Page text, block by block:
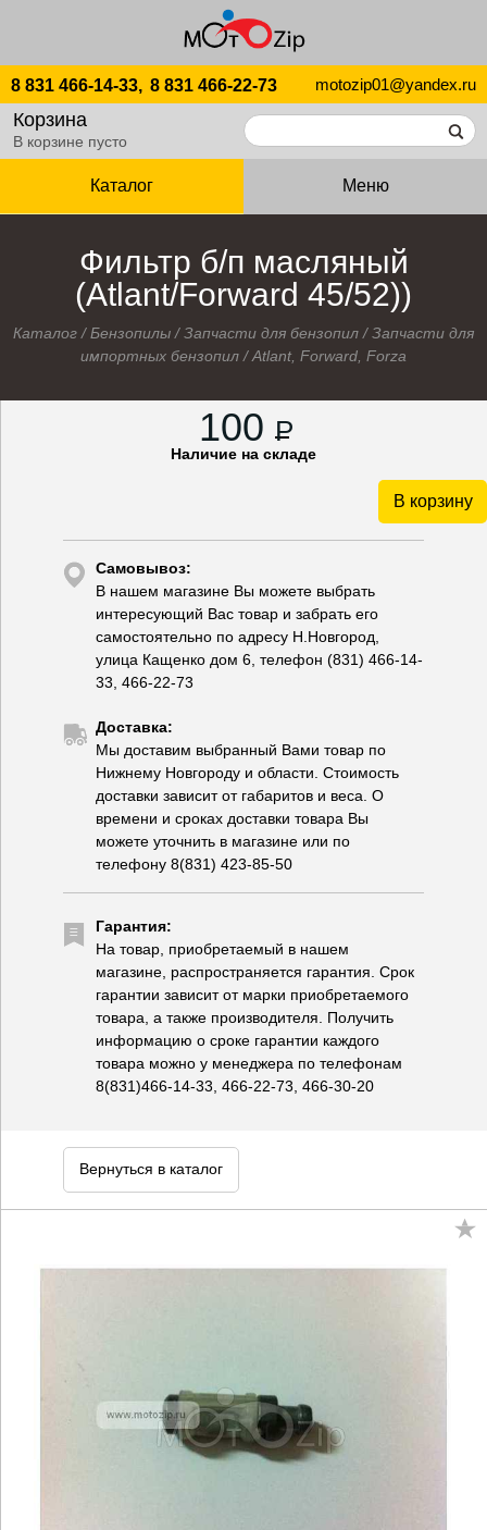
8 831 466-14-33, 8 831 466-22-73 motozip01@yandex.ru
Корзина
В корзине пусто
Каталог Меню
Фильтр б/п масляный
(Atlant/Forward 45/52))
Каталог /Бензопилы /Запчасти для бензопил /Запчасти для
импортных бензопил /Atlant, Forward, Forza
100 P
Наличие на складе
В корзину
Самовывоз:
В нашем магазине Вы можете выбрать
интересующий Вас товар и забрать его
самостоятельно по адресу Н.Новгород,
улица Кащенко дом 6, телефон (831) 466-14-
33, 466-22-73
Доставка:
Мы доставим выбранный Вами товар по
Нижнему Новгороду и области. Стоимость
доставки зависит от габаритов и веса. О
времени и сроках доставки товара Вы
можете уточнить в магазине или по
телефону 8(831) 423-85-50
Гарантия:
На товар, приобретаемый в нашем
магазине, распространяется гарантия. Срок
гарантии зависит от марки приобретаемого
товара, а также производителя. Получить
информацию о сроке гарантии каждого
товара можно у менеджера по телефонам
8(831)466-14-33, 466-22-73, 466-30-20
Вернуться в каталог